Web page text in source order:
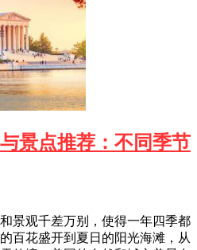
景点推荐：不同季节
景观千差万别，使得一年四季都
百花盛开到夏日的阳光海滩，从